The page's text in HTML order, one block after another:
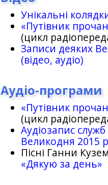
Унікальні
«Путівник
(цикл
Записи деяких
(відео, аудіо)
Аудіо-програми
«Путівник
(цикл
Аудіозапис
Великодня 2015
Пісні Ганни
«Дякую за день»